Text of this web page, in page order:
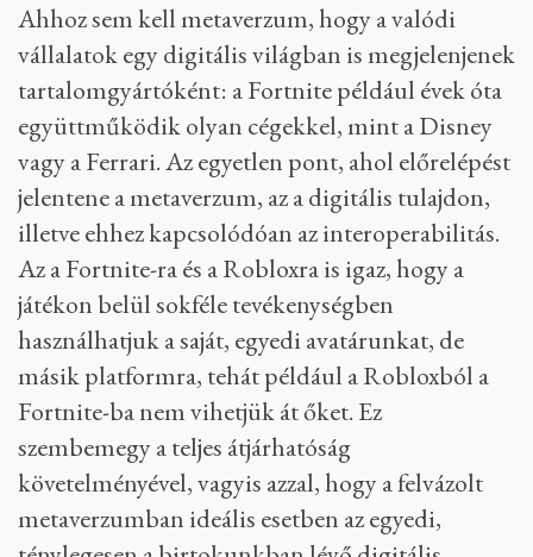
Ahhoz sem kell metaverzum, hogy a valódi
vállalatok egy digitális világban is megjelenjenek
tartalomgyártóként: a Fortnite például évek óta
együttműködik olyan cégekkel, mint a Disney
vagy a Ferrari. Az egyetlen pont, ahol előrelépést
jelentene a metaverzum, az a digitális tulajdon,
illetve ehhez kapcsolódóan az interoperabilitás.
Az a Fortnite-ra és a Robloxra is igaz, hogy a
játékon belül sokféle tevékenységben
használhatjuk a saját, egyedi avatárunkat, de
másik platformra, tehát például a Robloxból a
Fortnite-ba nem vihetjük át őket. Ez
szembemegy a teljes átjárhatóság
követelményével, vagyis azzal, hogy a felvázolt
metaverzumban ideális esetben az egyedi,